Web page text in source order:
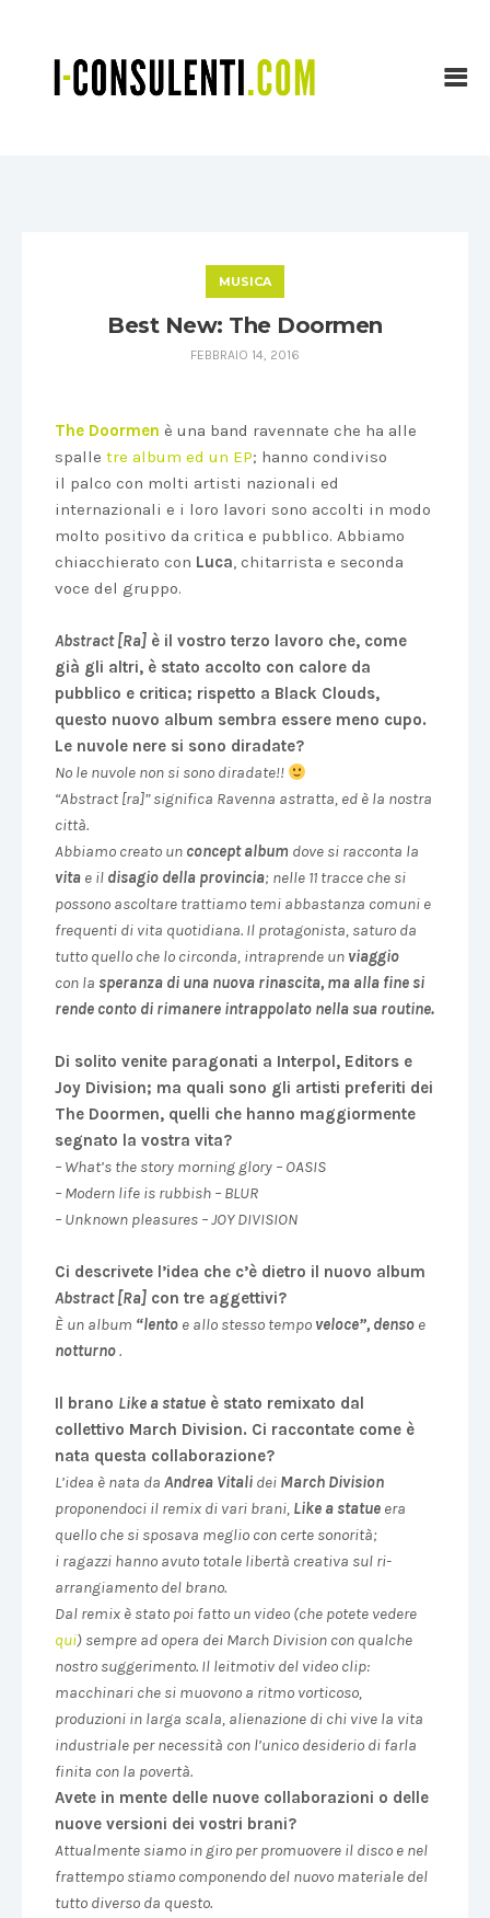
MUSICA
Best New: The Doormen
FEBBRAIO 14, 2016
The Doormen è una band ravennate che ha alle
spalle tre album ed un EP; hanno condiviso
il palco con molti artisti nazionali ed
internazionali e i loro lavori sono accolti in modo
molto positivo da critica e pubblico. Abbiamo
chiacchierato con Luca, chitarrista e seconda
voce del gruppo.
Abstract [Ra] è il vostro terzo lavoro che, come
già gli altri, è stato accolto con calore da
pubblico e critica; rispetto a Black Clouds,
questo nuovo album sembra essere meno cupo.
Le nuvole nere si sono diradate?
No le nuvole non si sono diradate!!
“Abstract [ra]” significa Ravenna astratta, ed è la nostra
città.
Abbiamo creato un concept album dove si racconta la
vita e il disagio della provincia; nelle 11 tracce che si
possono ascoltare trattiamo temi abbastanza comuni e
frequenti di vita quotidiana. Il protagonista, saturo da
tutto quello che lo circonda, intraprende un viaggio
con la speranza di una nuova rinascita, ma alla fine si
rende conto di rimanere intrappolato nella sua routine.
Di solito venite paragonati a Interpol, Editors e
Joy Division; ma quali sono gli artisti preferiti dei
The Doormen, quelli che hanno maggiormente
segnato la vostra vita?
– What’s the story morning glory – OASIS
– Modern life is rubbish – BLUR
– Unknown pleasures – JOY DIVISION
Ci descrivete l’idea che c’è dietro il nuovo album
Abstract [Ra] con tre aggettivi?
È un album “lento e allo stesso tempo veloce”, denso e
notturno.
Il brano Like a statue è stato remixato dal
collettivo March Division. Ci raccontate come è
nata questa collaborazione?
L’idea è nata da Andrea Vitali dei March Division
proponendoci il remix di vari brani, Like a statue era
quello che si sposava meglio con certe sonorità;
i ragazzi hanno avuto totale libertà creativa sul ri-
arrangiamento del brano.
Dal remix è stato poi fatto un video (che potete vedere
qui) sempre ad opera dei March Division con qualche
nostro suggerimento. Il leitmotiv del video clip:
macchinari che si muovono a ritmo vorticoso,
produzioni in larga scala, alienazione di chi vive la vita
industriale per necessità con l’unico desiderio di farla
finita con la povertà.
Avete in mente delle nuove collaborazioni o delle
nuove versioni dei vostri brani?
Attualmente siamo in giro per promuovere il disco e nel
frattempo stiamo componendo del nuovo materiale del
tutto diverso da questo.